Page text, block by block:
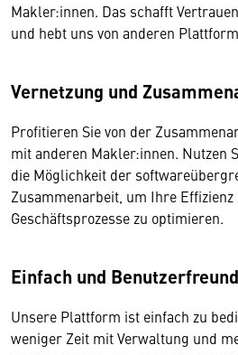
Makler:innen. Das schafft
und hebt uns von anderen
Vernetzung und
Profitieren Sie von der
mit anderen Makler:innen. Nutzen
die Möglichkeit der
Zusammenarbeit, um Ihre
Geschäftsprozesse zu optimieren.
Einfach und
Unsere Plattform ist einfach zu
weniger Zeit mit Verwaltung und